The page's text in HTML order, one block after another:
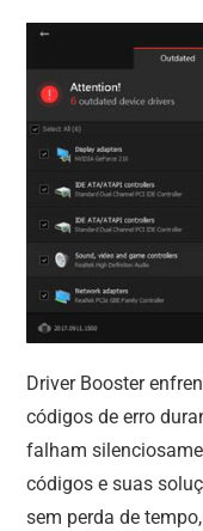
Driver Booster
códigos de erro
falham
códigos e suas
sem perda de